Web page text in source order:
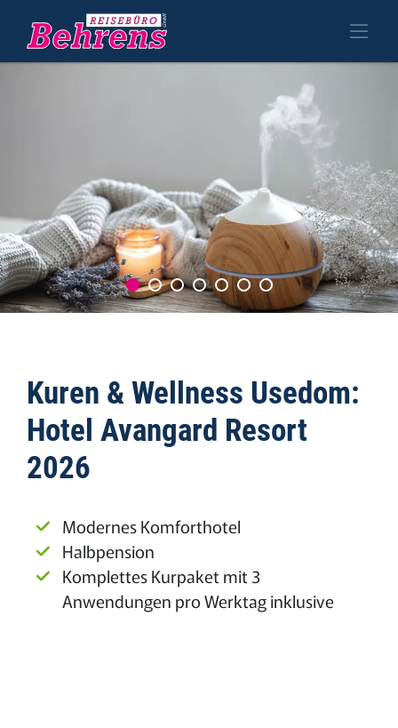
Kuren & Wellness Usedom:
Hotel Avangard Resort
2026
Modernes Komforthotel
Halbpension
Komplettes Kurpaket mit 3
Anwendungen pro Werktag inklusive